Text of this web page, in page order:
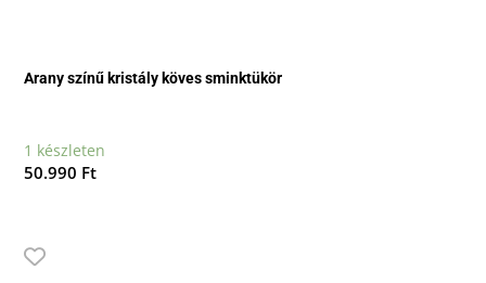
Arany színű kristály köves sminktükör
1 készleten
50.990 Ft